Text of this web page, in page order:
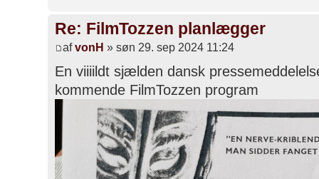
Re: FilmTozzen planlægger
afvonH » søn 29. sep 2024 11:24
En viiiildt sjælden dansk
kommende FilmTozzen program